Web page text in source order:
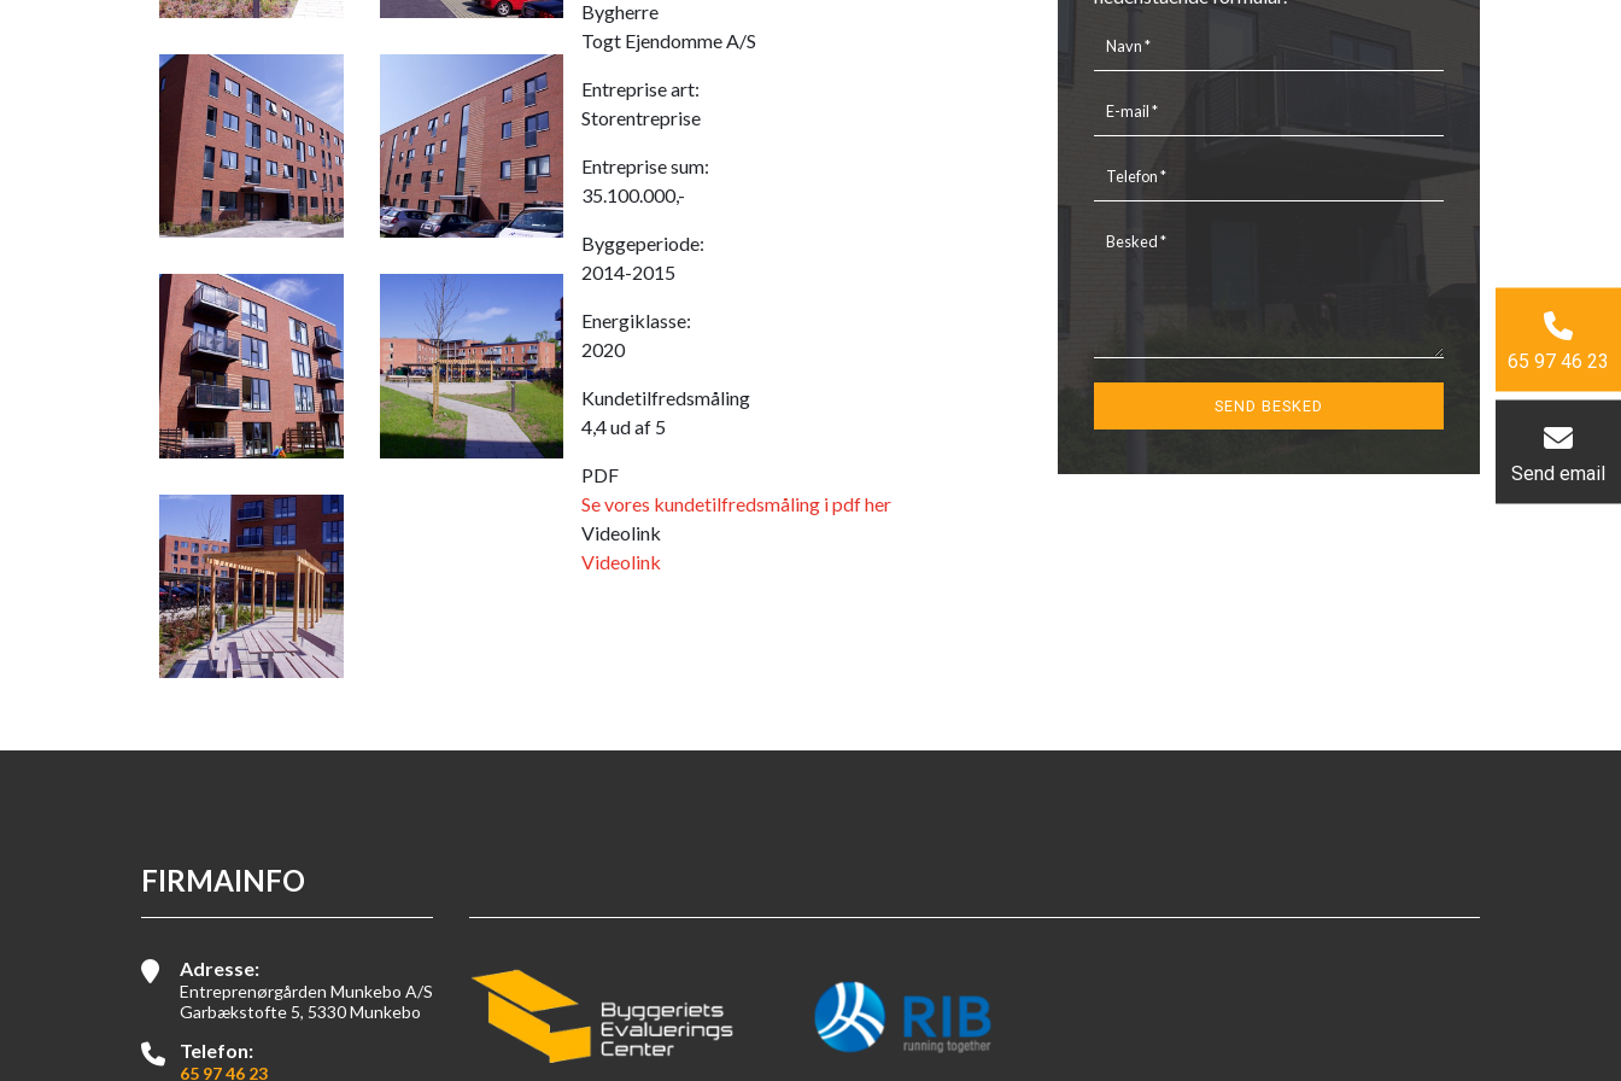
Bygherre
Togt Ejendomme A/S
Entreprise art:
Storentreprise
Entreprise sum:
35.100.000,-
Byggeperiode:
2014-2015
Energiklasse:
2020
Kundetilfredsmåling
4,4 ud af 5
PDF
Se vores kundetilfredsmåling i pdf her
Videolink
Videolink
FIRMAINFO
Adresse:
Entreprenørgården Munkebo A/S
Garbækstofte 5, 5330 Munkebo
Telefon:
65 97 46 23
65 97 46 23
Send email